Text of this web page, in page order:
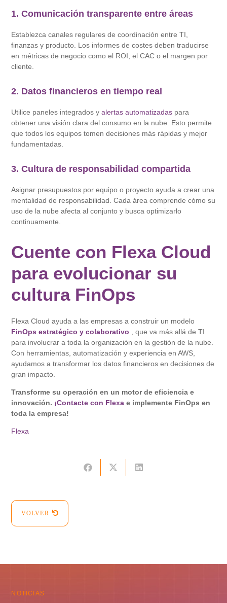
1. Comunicación transparente entre áreas
Establezca canales regulares de coordinación entre TI,
finanzas y producto. Los informes de costes deben traducirse
en métricas de negocio como el ROI, el CAC o el margen por
cliente.
2. Datos financieros en tiempo real
Utilice paneles integrados yalertas automatizadas para
obtener una visión clara del consumo en la nube. Esto permite
que todos los equipos tomen decisiones más rápidas y mejor
fundamentadas.
3. Cultura de responsabilidad compartida
Asignar presupuestos por equipo o proyecto ayuda a crear una
mentalidad de responsabilidad. Cada área comprende cómo su
uso de la nube afecta al conjunto y busca optimizarlo
continuamente.
Cuente con Flexa Cloud
para evolucionar su
cultura FinOps
Flexa Cloud ayuda a las empresas a construir un modelo
FinOps estratégico y colaborativo , que va más allá de TI
para involucrar a toda la organización en la gestión de la nube.
Con herramientas, automatización y experiencia en AWS,
ayudamos a transformar los datos financieros en decisiones de
gran impacto.
Transforme su operación en un motor de eficiencia e
innovación. ¡Contacte con Flexa e implemente FinOps en
toda la empresa!
Flexa
VOLVER
NOTICIAS